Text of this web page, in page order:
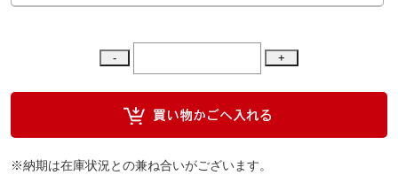
※納期は在庫状況との兼ね合いがございます。